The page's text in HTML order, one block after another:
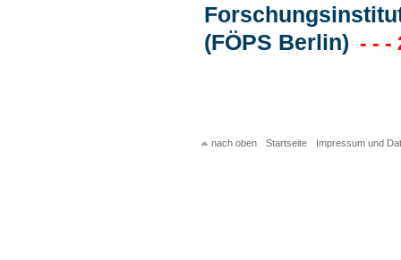
(FÖPS Berlin) - - -
nach oben Startseite Impressum und